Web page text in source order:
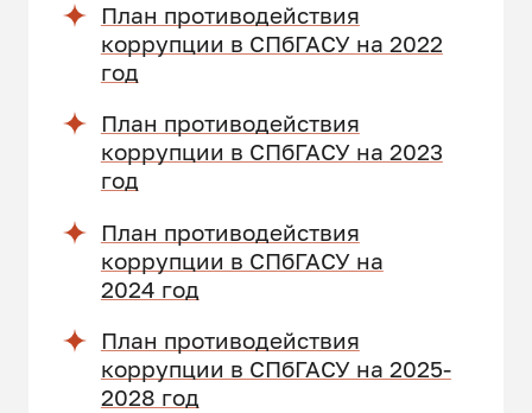
План противодействия
коррупции в СПбГАСУ на 2022
год
План противодействия
коррупции в СПбГАСУ на 2023
год
План противодействия
коррупции в СПбГАСУ на
2024 год
План противодействия
коррупции в СПбГАСУ на 2025-
2028 год